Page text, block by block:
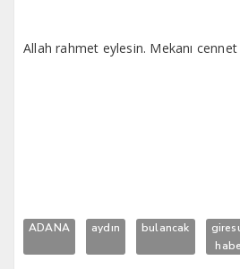
Allah rahmet eylesin. Mekanı
ADANA aydın bulancak